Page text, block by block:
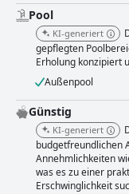
Pool
KI-generiert
gepflegten
Erholung konzipiert
Außenpool
Günstig
KI-generiert
budgetfreundlichen
Annehmlichkeiten
was es zu einer
Erschwinglichkeit